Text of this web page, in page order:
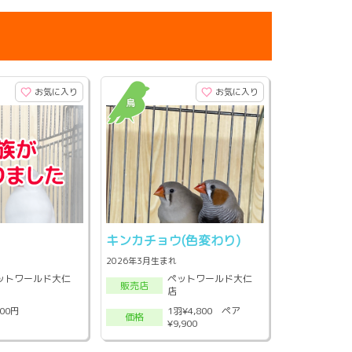
お気に入り
トワールド大仁
円
お気に入り
キンカチョウ(色変わり)
2026年3月生まれ
販売店
ペットワールド大仁
店
価格
1羽¥4,800 ペア
¥9,900